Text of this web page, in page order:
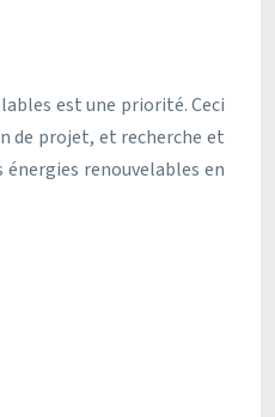
est une priorité. Ceci
de projet, et recherche et
renouvelables en